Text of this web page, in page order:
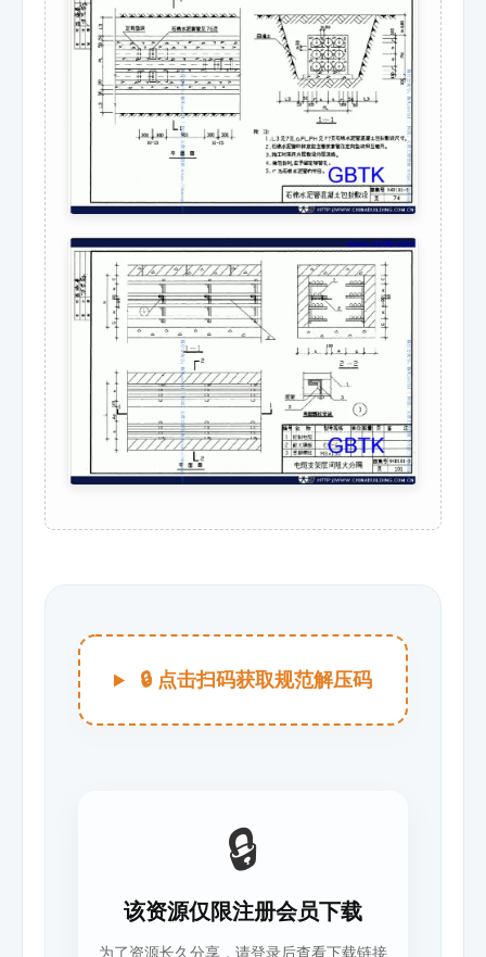
🔒 点击扫码获取规范解压码
🔒
该资源仅限注册会员下载
为了资源长久分享，请登录后查看下载链接